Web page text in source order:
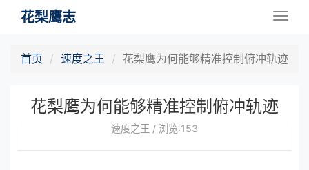
花梨鹰志
首页 速度之王 花梨鹰为何能够精准控制俯冲轨迹
花梨鹰为何能够精准控制俯冲轨迹
速度之王 / 浏览:153